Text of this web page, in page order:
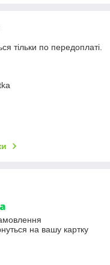
тільки по передоплаті.
на вашу картку